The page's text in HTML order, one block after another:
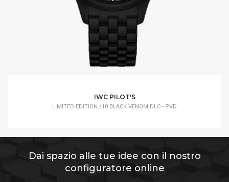
IWC PILOT'S
LIMITED EDITION /10 BLACK VENOM DLC - PVD
Dai spazio alle tue idee con il nostro
configuratore online